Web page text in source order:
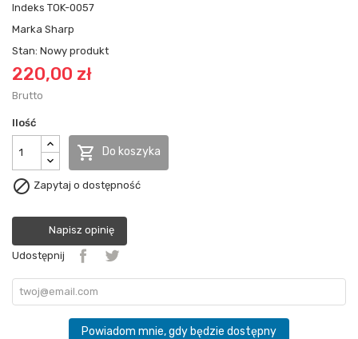
Indeks TOK-0057
Marka Sharp
Stan: Nowy produkt
220,00 zł
Brutto
Ilość
 Do koszyka
 Zapytaj o dostępność
Napisz opinię
Udostępnij
Powiadom mnie, gdy będzie dostępny